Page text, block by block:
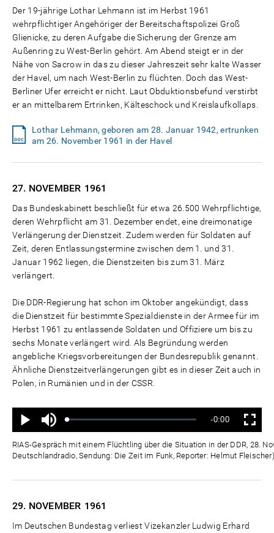
Der 19-jährige Lothar Lehmann ist im Herbst 1961
wehrpflichtiger Angehöriger der Bereitschaftspolizei Groß
Glienicke, zu deren Aufgabe die Sicherung der Grenze am
Außenring zu West-Berlin gehört. Am Abend steigt er in der
Nähe von Sacrow in das zu dieser Jahreszeit sehr kalte Wasser
der Havel, um nach West-Berlin zu flüchten. Doch das West-
Berliner Ufer erreicht er nicht. Laut Obduktionsbefund verstirbt
er an mittelbarem Ertrinken, Kälteschock und Kreislaufkollaps.
Lothar Lehmann, geboren am 28. Januar 1942, ertrunken
am 26. November 1961 in der Havel
27. NOVEMBER 1961
Das Bundeskabinett beschließt für etwa 26.500 Wehrpflichtige,
deren Wehrpflicht am 31. Dezember endet, eine dreimonatige
Verlängerung der Dienstzeit. Zudem werden für Soldaten auf
Zeit, deren Entlassungstermine zwischen dem 1. und 31.
Januar 1962 liegen, die Dienstzeiten bis zum 31. März
verlängert.
Die DDR-Regierung hat schon im Oktober angekündigt, dass
die Dienstzeit für bestimmte Spezialdienste in der Armee für im
Herbst 1961 zu entlassende Soldaten und Offiziere um bis zu
sechs Monate verlängert wird. Als Begründung werden
angebliche Kriegsvorbereitungen der Bundesrepublik genannt.
Ähnliche Dienstzeitverlängerungen gibt es in dieser Zeit auch in
Polen, in Rumänien und in der CSSR.
Wiedergabe
Ton
aus
Geladen:
Status:
Verbleibende
Zeit
-0:00 Vollbild
RIAS-Gespräch mit einem Flüchtling über die Situation in der DDR, 28.
Deutschlandradio, Sendung: Die Zeit im Funk, Reporter: Helmut Fleischer)
29. NOVEMBER 1961
Im Deutschen Bundestag verliest Vizekanzler Ludwig Erhard